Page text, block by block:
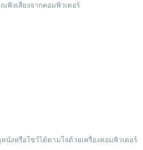
ฟังเสียงจากคอมพิวเตอร์
นังหรือโชว์ได้ตามใจด้วยเครื่องคอมพิวเตอร์